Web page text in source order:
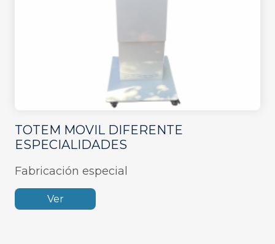
TOTEM MOVIL DIFERENTE
ESPECIALIDADES
Fabricación especial
Ver